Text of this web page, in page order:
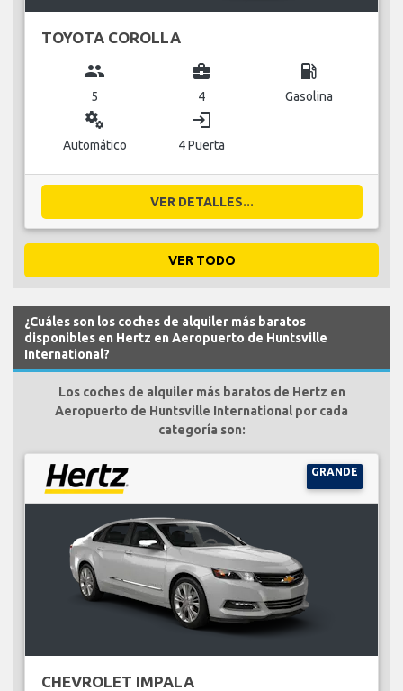
TOYOTA COROLLA
group
5
business_center
4
local_gas_station
Gasolina
miscellaneous_services
Automático
login
4 Puerta
VER DETALLES...
VER TODO
¿Cuáles son los coches de alquiler más baratos
disponibles en Hertz en Aeropuerto de Huntsville
International?
Los coches de alquiler más baratos de Hertz en
Aeropuerto de Huntsville International por cada
categoría son:
GRANDE
CHEVROLET IMPALA